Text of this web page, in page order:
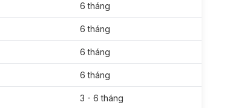
6 tháng
6 tháng
6 tháng
6 tháng
3 - 6 tháng